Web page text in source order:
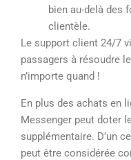
bien au-delà des
clientèle.
Le support client 24/7
passagers à résoudre
n’importe quand !
En plus des achats en
Messenger peut doter
supplémentaire. D’un
peut être considérée